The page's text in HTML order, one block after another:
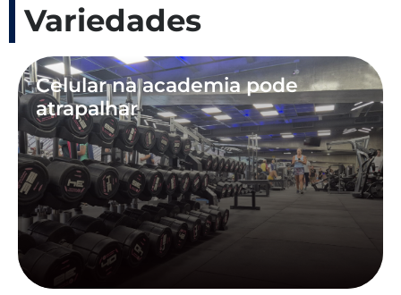
Variedades
Celular na academia pode
atrapalhar